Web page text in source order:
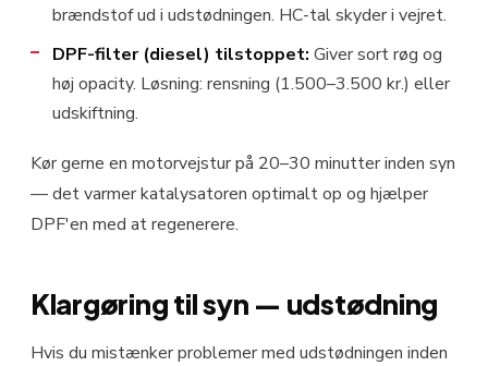
brændstof ud i udstødningen. HC-tal skyder i vejret.
DPF-filter (diesel) tilstoppet: Giver sort røg og
høj opacity. Løsning: rensning (1.500–3.500 kr.) eller
udskiftning.
Kør gerne en motorvejstur på 20–30 minutter inden syn
— det varmer katalysatoren optimalt op og hjælper
DPF'en med at regenerere.
Klargøring til syn — udstødning
Hvis du mistænker problemer med udstødningen inden